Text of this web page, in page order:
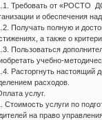
Требовать от «РОСТО
и обеспечения
Получать полную и
а также о
Пользоваться
учебно-
Расторгнуть
расходов.
услуг.
Стоимость услуги по
на право